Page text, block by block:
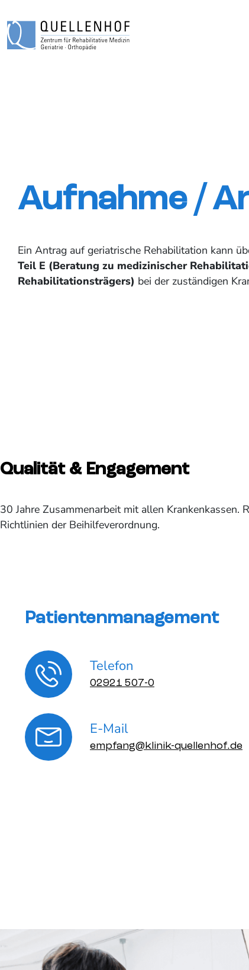
Aufnahme /
Ein Antrag auf geriatrische Rehabilitation kann
Teil E (Beratung zu medizinischer
Rehabilitationsträgers) bei der zuständigen
Qualität & Engagement
30 Jahre Zusammenarbeit mit allen Krankenkassen.
Richtlinien der Beihilfeverordnung.
Patientenmanagement
Telefon
02921 507-0
E-Mail
empfang@klinik-quellenhof.de